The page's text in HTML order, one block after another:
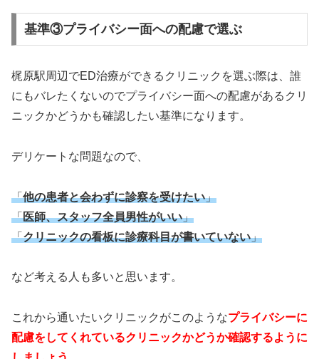
基準③プライバシー面への配慮で選ぶ
梶原駅周辺でED治療ができるクリニックを選ぶ際は、誰
にもバレたくないのでプライバシー面への配慮があるクリ
ニックかどうかも確認したい基準になります。
デリケートな問題なので、
「他の患者と会わずに診察を受けたい」
「医師、スタッフ全員男性がいい」
「クリニックの看板に診療科目が書いていない」
など考える人も多いと思います。
これから通いたいクリニックがこのようなプライバシーに
配慮をしてくれているクリニックかどうか確認するように